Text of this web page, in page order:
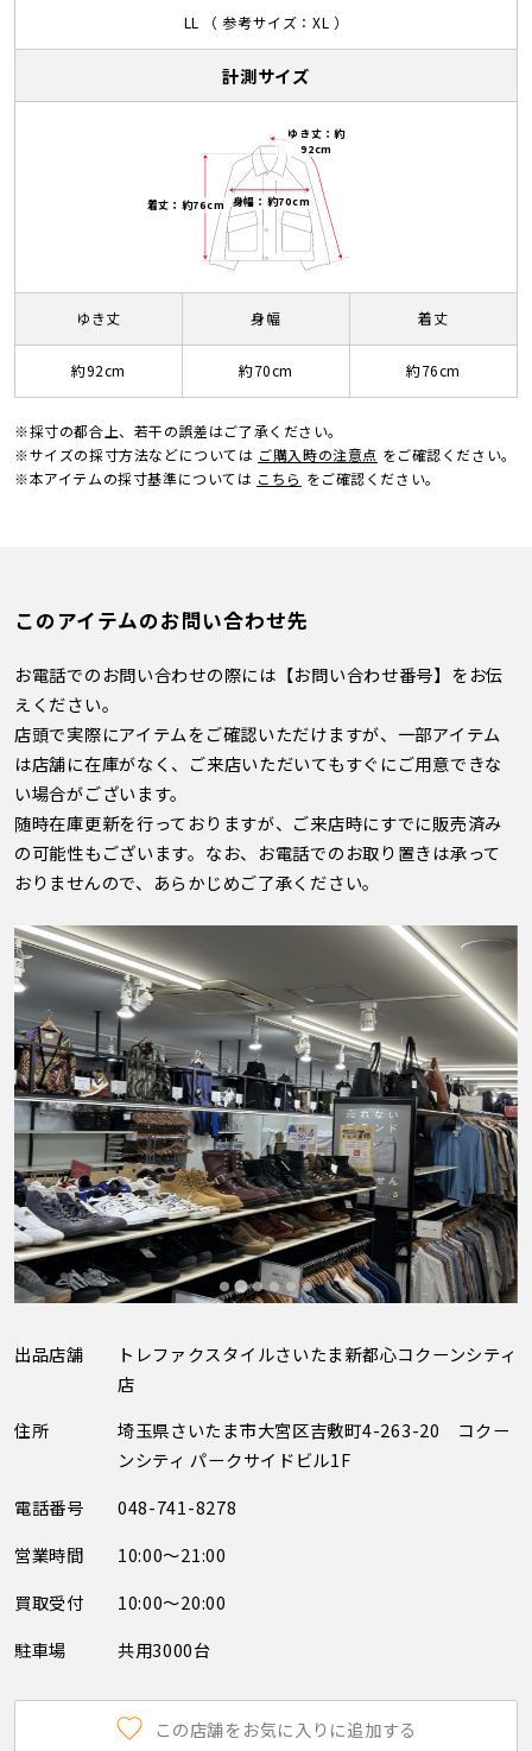
LL （ 参考サイズ：XL ）
計測サイズ
ゆき丈：約
92cm
身幅：約70cm
着丈：約76cm
ゆき丈
約92cm
身幅
約70cm
着丈
約76cm
※採寸の都合上、若干の誤差はご了承ください。
※サイズの採寸方法などについては ご購入時の注意点 をご確認ください。
※本アイテムの採寸基準については こちら をご確認ください。
このアイテムのお問い合わせ先
お電話でのお問い合わせの際には【お問い合わせ番号】をお伝
えください。
店頭で実際にアイテムをご確認いただけますが、一部アイテム
は店舗に在庫がなく、ご来店いただいてもすぐにご用意できな
い場合がございます。
随時在庫更新を行っておりますが、ご来店時にすでに販売済み
の可能性もございます。なお、お電話でのお取り置きは承って
おりませんので、あらかじめご了承ください。
出品店舗
トレファクスタイルさいたま新都心コクーンシティ
店
住所
埼玉県さいたま市大宮区吉敷町4-263-20 コクー
ンシティ パークサイドビル1F
電話番号
048-741-8278
営業時間
10:00～21:00
買取受付
10:00～20:00
駐車場
共用3000台
この店舗をお気に入りに追加する